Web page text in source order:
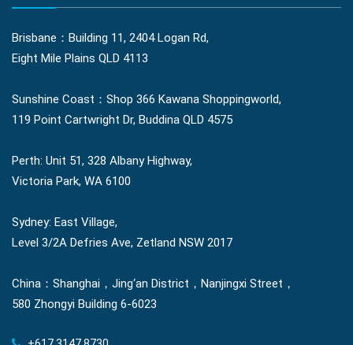
Brisbane：Building 11, 2404 Logan Rd,
Eight Mile Plains QLD 4113
Sunshine Coast：Shop 366 Kawana Shoppingworld,
119 Point Cartwright Dr, Buddina QLD 4575
Perth: Unit 51, 328 Albany Highway,
Victoria Park, WA 6100
Sydney: East Village,
Level 3/2A Defries Ave, Zetland NSW 2017
China：Shanghai，Jing‘an District，Nanjingxi Street，
580 Zhongyi Building 6-6023